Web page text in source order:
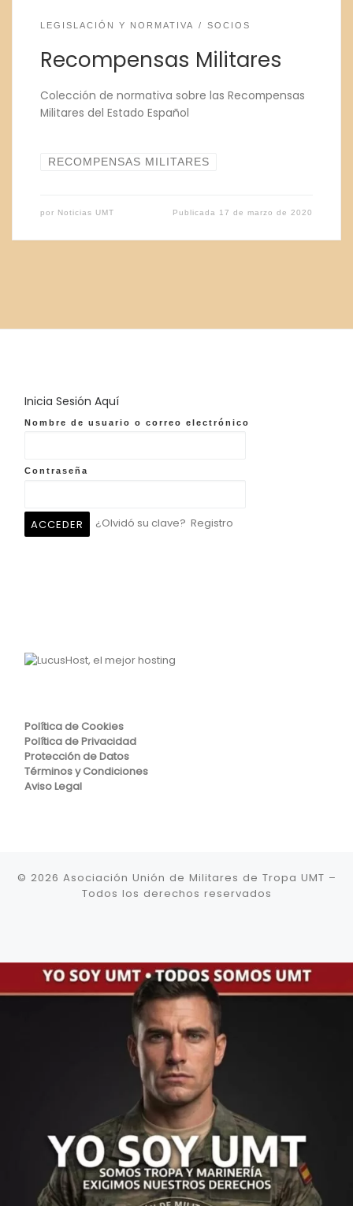
LEGISLACIÓN Y NORMATIVA SOCIOS
Recompensas Militares
Colección de normativa sobre las Recompensas
Militares del Estado Español
RECOMPENSAS MILITARES
por Noticias UMT Publicada 17 de marzo de 2020
Inicia Sesión Aquí
Nombre de usuario o correo electrónico
Contraseña
¿Olvidó su clave? Registro
Política de Cookies
Política de Privacidad
Protección de Datos
Términos y Condiciones
Aviso Legal
© 2026 Asociación Unión de Militares de Tropa UMT –
Todos los derechos reservados